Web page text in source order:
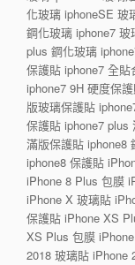
化玻璃 iphoneSE 玻
鋼化玻璃 iphone7
plus 鋼化玻璃
保護貼 iphone7 全
iphone7 9H 硬度保
版玻璃保護貼
保護貼 iphone7 plus
滿版保護貼 iphone8
iphone8 保護貼
iPhone 8 Plus 包膜
iPhone X 玻璃貼
保護貼 iPhone XS
XS Plus 包膜
2018 玻璃貼 iPhone